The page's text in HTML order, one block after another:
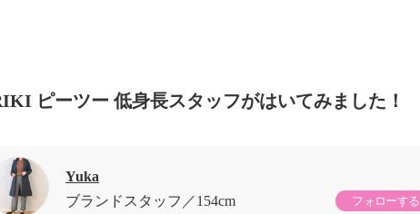
ピーツー 低身長スタッフがはいてみました！
Yuka
ブランドスタッフ
154cm フォローする